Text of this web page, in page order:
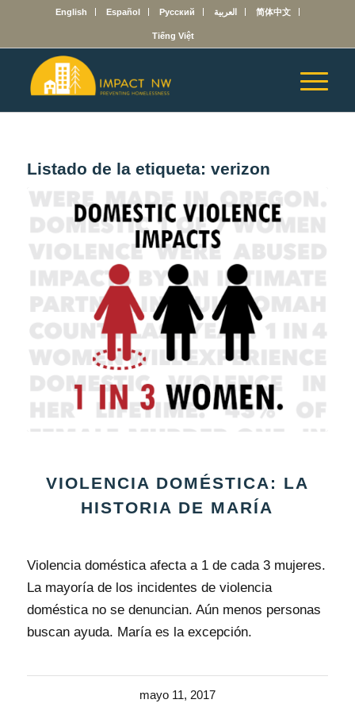
English Español Русский العربية 简体中文
Tiếng Việt
Listado de la etiqueta: verizon
VIOLENCIA DOMÉSTICA: LA
HISTORIA DE MARÍA
Violencia doméstica afecta a 1 de cada 3 mujeres.
La mayoría de los incidentes de violencia
doméstica no se denuncian. Aún menos personas
buscan ayuda. María es la excepción.
mayo 11, 2017